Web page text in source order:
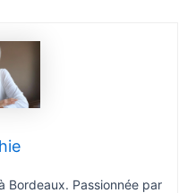
Bordeaux. Passionnée par